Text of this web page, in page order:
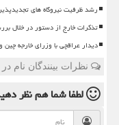
رشد ظرفیت نیروگاه های
تذکرات خارج از دستور در خلال
دیدار عراقچی با وزرای خارجه
نظرات بینندگان نام
لطفا شما همنظر